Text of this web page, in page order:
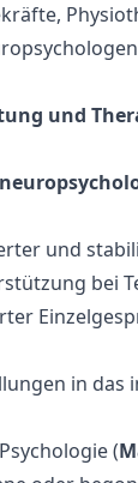
und
und
bei
in das
(